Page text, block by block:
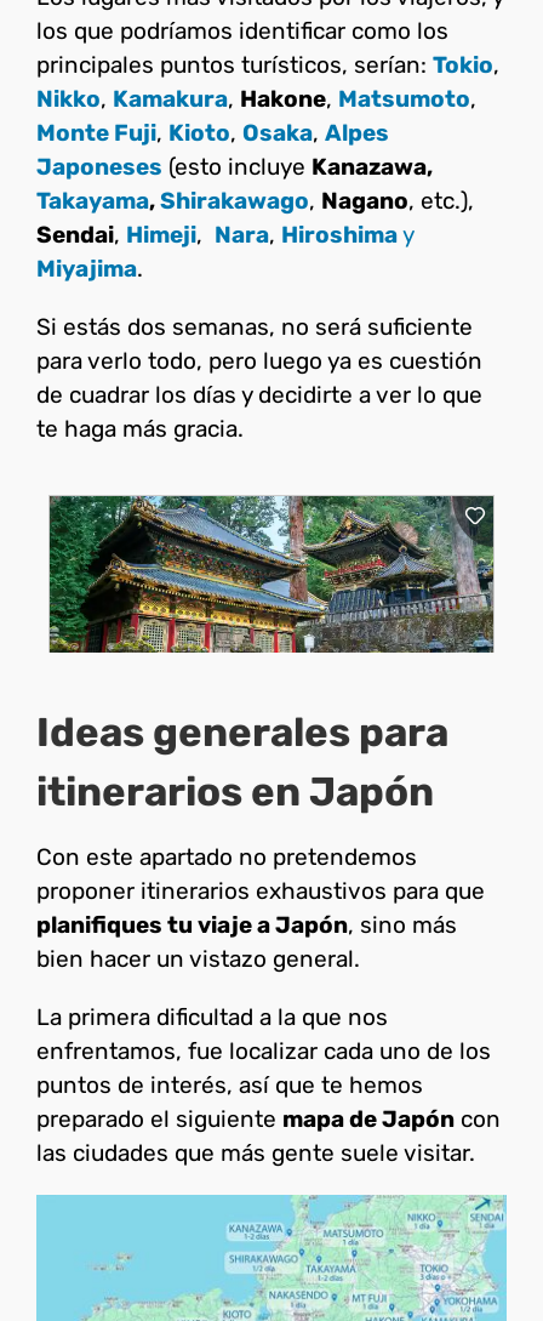
los que podríamos identificar como los
principales puntos turísticos, serían: Tokio,
Nikko, Kamakura, Hakone, Matsumoto,
Monte Fuji, Kioto, Osaka, Alpes
Japoneses (esto incluye Kanazawa,
Takayama,Shirakawago, Nagano, etc.),
Sendai, Himeji, Nara, Hiroshimay
Miyajima.
Si estás dos semanas, no será suficiente
para verlo todo, pero luego ya es cuestión
de cuadrar los días y decidirte a ver lo que
te haga más gracia.
Ideas generales para
itinerarios en Japón
Con este apartado no pretendemos
proponer itinerarios exhaustivos para que
planifiques tu viaje a Japón, sino más
bien hacer un vistazo general.
La primera dificultad a la que nos
enfrentamos, fue localizar cada uno de los
puntos de interés, así que te hemos
preparado el siguiente mapa de Japón con
las ciudades que más gente suele visitar.